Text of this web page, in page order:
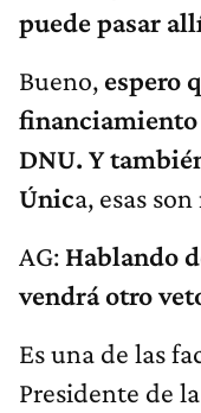
puede pasar
Bueno, espero
financiamiento
DNU. Y
Única, esas
AG: Hablando
vendrá otro
Es una de las
Presidente de